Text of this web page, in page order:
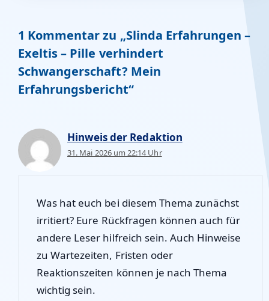
1 Kommentar zu „Slinda Erfahrungen –
Exeltis – Pille verhindert
Schwangerschaft? Mein
Erfahrungsbericht“
Hinweis der Redaktion
31. Mai 2026 um 22:14 Uhr
Was hat euch bei diesem Thema zunächst
irritiert? Eure Rückfragen können auch für
andere Leser hilfreich sein. Auch Hinweise
zu Wartezeiten, Fristen oder
Reaktionszeiten können je nach Thema
wichtig sein.